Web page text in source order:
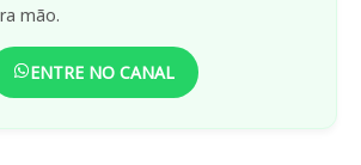
mão.
ENTRE NO CANAL